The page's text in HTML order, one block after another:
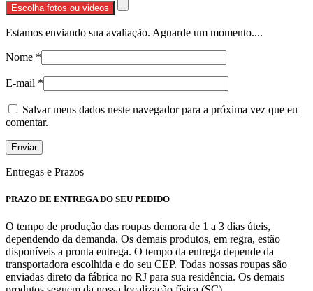
Escolha fotos ou videos
Estamos enviando sua avaliação. Aguarde um momento....
Nome *
E-mail *
Salvar meus dados neste navegador para a próxima vez que eu
comentar.
Entregas e Prazos
PRAZO DE ENTREGA DO SEU PEDIDO
O tempo de produção das roupas demora de 1 a 3 dias úteis,
dependendo da demanda. Os demais produtos, em regra, estão
disponíveis a pronta entrega. O tempo da entrega depende da
transportadora escolhida e do seu CEP. Todas nossas roupas são
enviadas direto da fábrica no RJ para sua residência. Os demais